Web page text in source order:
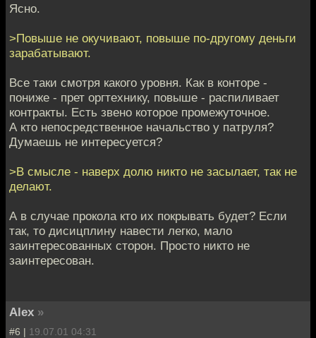
Ясно.
>Повыше не окучивают, повыше по-другому деньги
зарабатывают.
Все таки смотря какого уровня. Как в конторе -
пониже - прет оргтехнику, повыше - распиливает
контракты. Есть звено которое промежуточное.
А кто непосредственное начальство у патруля?
Думаешь не интересуется?
>В смысле - наверх долю никто не засылает, так не
делают.
А в случае прокола кто их покрывать будет? Если
так, то дисицплину навести легко, мало
заинтересованных сторон. Просто никто не
заинтересован.
Alex »
#6 | 19.07.01 04:31